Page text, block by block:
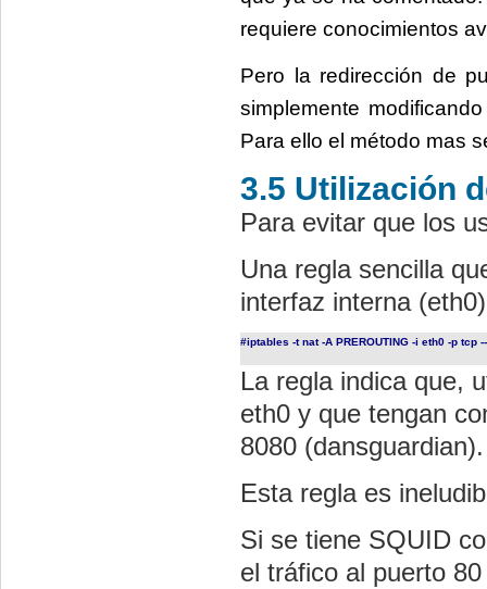
requiere conocimientos
Pero la redirección de
simplemente
Para ello el método mas
3.5 Utilización
Para evitar que los
Una regla sencilla
interfaz interna
#iptables -t nat -A PREROUTING -i eth0 -p tcp
La regla indica que,
eth0 y que tengan
8080 (dansguardian).
Esta regla es
Si se tiene SQUID
el tráfico al puerto